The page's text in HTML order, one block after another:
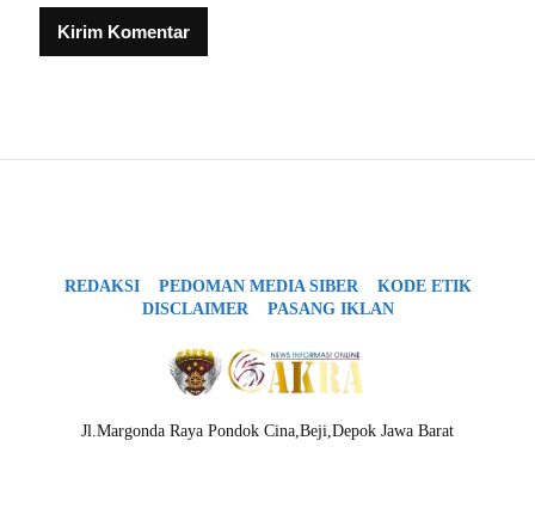
REDAKSI PEDOMAN MEDIA SIBER
KODE ETIK
DISCLAIMER
PASANG IKLAN
Jl.Margonda Raya Pondok Cina,Beji,Depok Jawa Barat